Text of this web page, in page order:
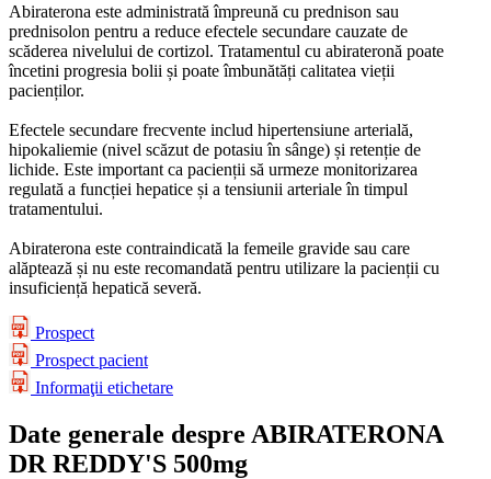
Abiraterona este administrată împreună cu prednison sau
prednisolon pentru a reduce efectele secundare cauzate de
scăderea nivelului de cortizol. Tratamentul cu abirateronă poate
încetini progresia bolii și poate îmbunătăți calitatea vieții
pacienților.
Efectele secundare frecvente includ hipertensiune arterială,
hipokaliemie (nivel scăzut de potasiu în sânge) și retenție de
lichide. Este important ca pacienții să urmeze monitorizarea
regulată a funcției hepatice și a tensiunii arteriale în timpul
tratamentului.
Abiraterona este contraindicată la femeile gravide sau care
alăptează și nu este recomandată pentru utilizare la pacienții cu
insuficiență hepatică severă.
Prospect
Prospect pacient
Informaţii etichetare
Date generale despre ABIRATERONA
DR REDDY'S 500mg